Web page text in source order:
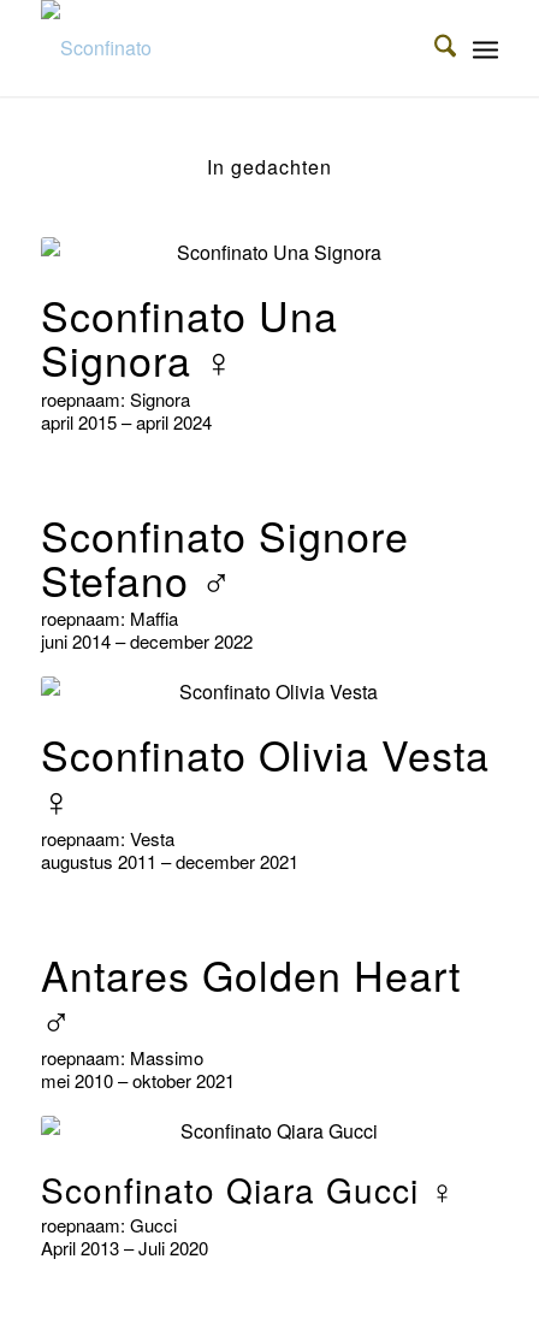
In gedachten
Sconfinato Una
Signora ♀
roepnaam: Signora
april 2015 – april 2024
Sconfinato Signore
Stefano ♂
roepnaam: Maffia
juni 2014 – december 2022
Sconfinato Olivia Vesta
♀
roepnaam: Vesta
augustus 2011 – december 2021
Antares Golden Heart
♂
roepnaam: Massimo
mei 2010 – oktober 2021
Sconfinato Qiara Gucci ♀
roepnaam: Gucci
April 2013 – Juli 2020